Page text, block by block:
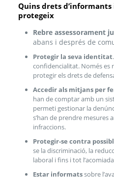
Quins drets
protegeix
Rebre assessorament
abans i després de
Protegir la seva identitat
confidencialitat. Només es
protegir els drets de
Accedir als mitjans per
han de comptar amb un
permeti gestionar la
s’han de prendre mesures
infraccions.
Protegir-se contra
se la discriminació, la
laboral i fins i tot
Estar informatssobre